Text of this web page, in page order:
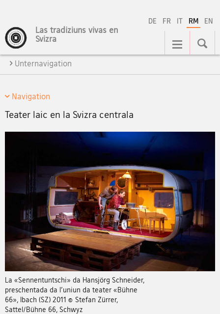
DE FR IT RM EN
Las tradiziuns vivas en
Svizra
Hauptnavigation
Unternavigation
Navigation
Teater laic en la Svizra centrala
La «Sennentuntschi» da Hansjörg Schneider,
preschentada da l'uniun da teater «Bühne
66», Ibach (SZ) 2011 © Stefan Zürrer,
Sattel/Bühne 66, Schwyz